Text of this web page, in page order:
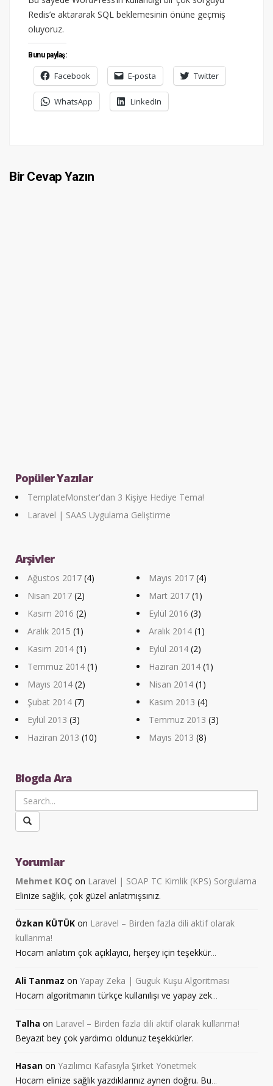
Redis’e aktararak SQL beklemesinin önüne geçmiş
oluyoruz.
Bunu paylaş:
Facebook E-posta Twitter
WhatsApp LinkedIn
Bir Cevap Yazın
Popüler Yazılar
TemplateMonster'dan 3 Kişiye Hediye Tema!
Laravel | SAAS Uygulama Geliştirme
Arşivler
Ağustos 2017 (4) Mayıs 2017 (4)
Nisan 2017 (2) Mart 2017 (1)
Kasım 2016 (2) Eylül 2016 (3)
Aralık 2015 (1) Aralık 2014 (1)
Kasım 2014 (1) Eylül 2014 (2)
Temmuz 2014 (1) Haziran 2014 (1)
Mayıs 2014 (2) Nisan 2014 (1)
Şubat 2014 (7) Kasım 2013 (4)
Eylül 2013 (3) Temmuz 2013 (3)
Haziran 2013 (10) Mayıs 2013 (8)
Blogda Ara
Yorumlar
Mehmet KOÇ on Laravel | SOAP TC Kimlik (KPS) Sorgulama
Elinize sağlık, çok güzel anlatmışsınız.
Özkan KÜTÜK on Laravel – Birden fazla dili aktif olarak
kullanma!
Hocam anlatım çok açıklayıcı, herşey için teşekkür...
Ali Tanmaz on Yapay Zeka | Guguk Kuşu Algoritması
Hocam algoritmanın türkçe kullanılışı ve yapay zek...
Talha on Laravel – Birden fazla dili aktif olarak kullanma!
Beyazıt bey çok yardımcı oldunuz teşekkürler.
Hasan on Yazılımcı Kafasıyla Şirket Yönetmek
Hocam elinize sağlık yazdıklarınız aynen doğru. Bu...